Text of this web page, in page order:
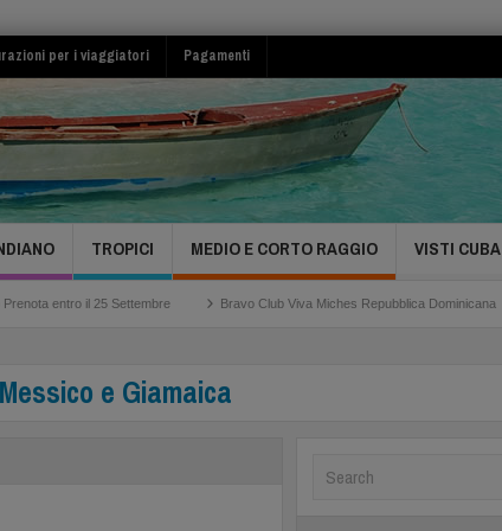
per i viaggiatori Pagamenti
TROPICI MEDIO E CORTO RAGGIO VISTI CUBA
entro il 25 Settembre Bravo Club Viva Miches Repubblica Dominicana
e Giamaica